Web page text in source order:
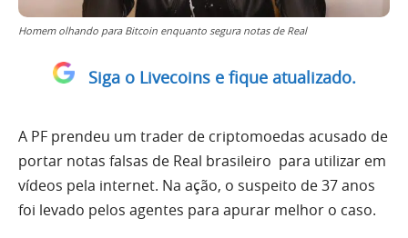
Homem olhando para Bitcoin enquanto segura notas de Real
Siga o Livecoins e fique atualizado.
A PF prendeu um trader de criptomoedas acusado de
portar notas falsas de Real brasileiro para utilizar em
vídeos pela internet. Na ação, o suspeito de 37 anos
foi levado pelos agentes para apurar melhor o caso.